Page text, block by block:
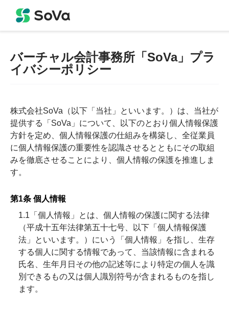
バーチャル会計事務所「SoVa」プラ
イバシーポリシー
株式会社SoVa（以下「当社」といいます。）は、当社が
提供する「SoVa」について、以下のとおり個人情報保護
方針を定め、個人情報保護の仕組みを構築し、全従業員
に個人情報保護の重要性を認識させるとともにその取組
みを徹底させることにより、個人情報の保護を推進しま
す。
第1条 個人情報
1.1「個人情報」とは、個人情報の保護に関する法律
（平成十五年法律第五十七号、以下「個人情報保護
法」といいます。）にいう「個人情報」を指し、生存
する個人に関する情報であって、当該情報に含まれる
氏名、生年月日その他の記述等により特定の個人を識
別できるもの又は個人識別符号が含まれるものを指し
ます。